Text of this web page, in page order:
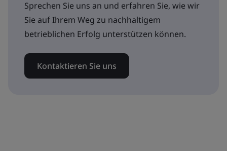
Sprechen Sie uns an und erfahren Sie, wie wir
Sie auf Ihrem Weg zu nachhaltigem
betrieblichen Erfolg unterstützen können.
Kontaktieren Sie uns